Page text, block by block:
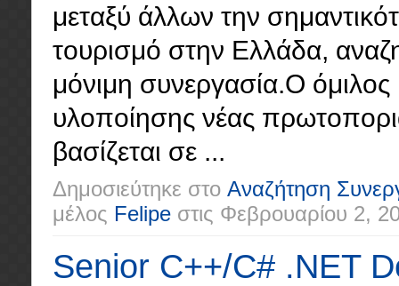
μεταξύ άλλων την
τουρισμό στην Ελλάδα,
μόνιμη συνεργασία.Ο όμιλος
υλοποίησης νέας
βασίζεται σε ...
Δημοσιεύτηκε στο Αναζήτηση
μέλος Felipe στις Φεβρουαρίου 2,
Senior C++/C# .NET